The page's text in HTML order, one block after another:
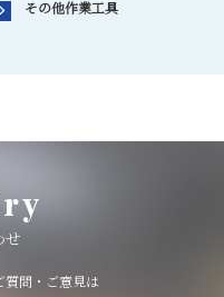
その他作業工具
せ
質問・ご意見は